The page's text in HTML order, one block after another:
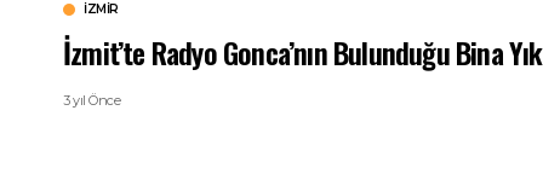
İZMIR
İzmit’te Radyo Gonca’nın Bulunduğu Bina
3 yıl Önce